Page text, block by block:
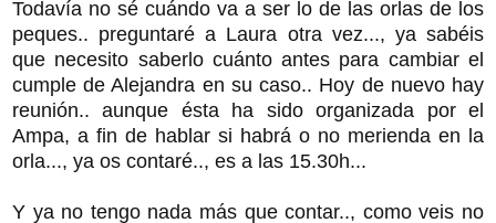
Todavía no sé cuándo va a ser lo de las orlas de los
peques.. preguntaré a Laura otra vez..., ya sabéis
que necesito saberlo cuánto antes para cambiar el
cumple de Alejandra en su caso.. Hoy de nuevo hay
reunión.. aunque ésta ha sido organizada por el
Ampa, a fin de hablar si habrá o no merienda en la
orla..., ya os contaré.., es a las 15.30h...
Y ya no tengo nada más que contar.., como veis no